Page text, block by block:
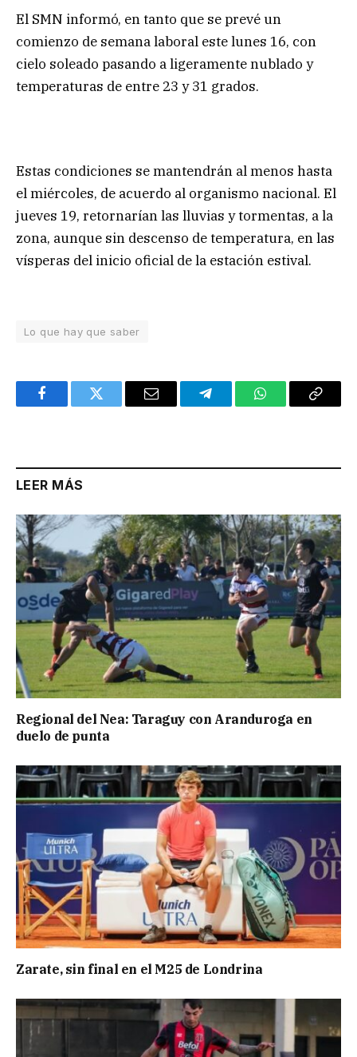
El SMN informó, en tanto que se prevé un
comienzo de semana laboral este lunes 16, con
cielo soleado pasando a ligeramente nublado y
temperaturas de entre 23 y 31 grados.
Estas condiciones se mantendrán al menos hasta
el miércoles, de acuerdo al organismo nacional. El
jueves 19, retornarían las lluvias y tormentas, a la
zona, aunque sin descenso de temperatura, en las
vísperas del inicio oficial de la estación estival.
Lo que hay que saber
FacebookTwitter Email TelegramWhatsAppCopy
LEER MÁS
Regional del Nea: Taraguy con Aranduroga en
duelo de punta
Zarate, sin final en el M25 de Londrina